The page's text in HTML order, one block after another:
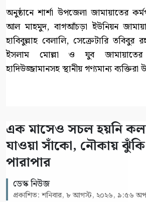
অনুষ্ঠানে শার্শা উপজেলা জামায়াতের
আল মাহমুদ, বাগআঁচড়া ইউনিয়ন
হাবিবুল্লাহ বেলালি, সেক্রেটারি
ইসলাম মোল্লা ও যুব জামায়াতের
হাদিউজ্জামানসহ স্থানীয় গণ্যমান্য ব্যক্তিরা
এক মাসেও সচল হয়নি
যাওয়া সাঁকো, নৌকায় ঝুঁকি
পারাপার
ডেস্ক নিউজ
প্রকাশিত: শনিবার, ৮ আগস্ট, ২০২৬, ৯:৫৬